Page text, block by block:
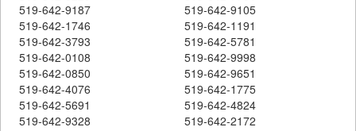
519-642-9187
519-642-9105
519-642-1746
519-642-1191
519-642-3793
519-642-5781
519-642-0108
519-642-9998
519-642-0850
519-642-9651
519-642-4076
519-642-1775
519-642-5691
519-642-4824
519-642-9328
519-642-2172